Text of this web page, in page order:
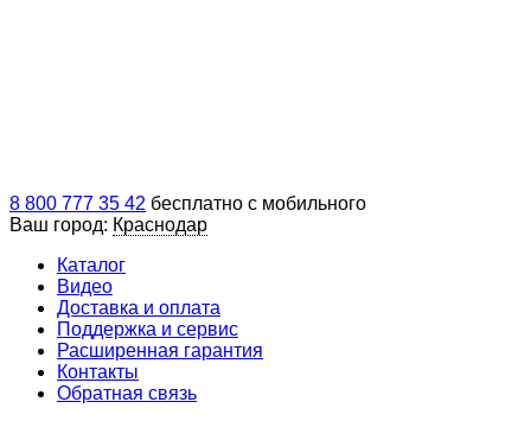
8 800 777 35 42 бесплатно с мобильного
Ваш город: Краснодар
Каталог
Видео
Доставка и оплата
Поддержка и сервис
Расширенная гарантия
Контакты
Обратная связь